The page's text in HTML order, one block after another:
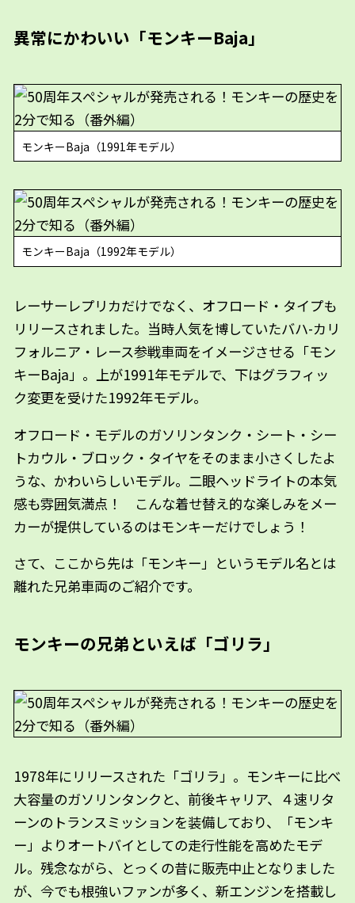
異常にかわいい「モンキーBaja」
モンキーBaja（1991年モデル）
モンキーBaja（1992年モデル）
レーサーレプリカだけでなく、オフロード・タイプも
リリースされました。当時人気を博していたバハ-カリ
フォルニア・レース参戦車両をイメージさせる「モン
キーBaja」。上が1991年モデルで、下はグラフィッ
ク変更を受けた1992年モデル。
オフロード・モデルのガソリンタンク・シート・シー
トカウル・ブロック・タイヤをそのまま小さくしたよ
うな、かわいらしいモデル。二眼ヘッドライトの本気
感も雰囲気満点！ こんな着せ替え的な楽しみをメー
カーが提供しているのはモンキーだけでしょう！
さて、ここから先は「モンキー」というモデル名とは
離れた兄弟車両のご紹介です。
モンキーの兄弟といえば「ゴリラ」
1978年にリリースされた「ゴリラ」。モンキーに比べ
大容量のガソリンタンクと、前後キャリア、４速リタ
ーンのトランスミッションを装備しており、「モンキ
ー」よりオートバイとしての走行性能を高めたモデ
ル。残念ながら、とっくの昔に販売中止となりました
が、今でも根強いファンが多く、新エンジンを搭載し